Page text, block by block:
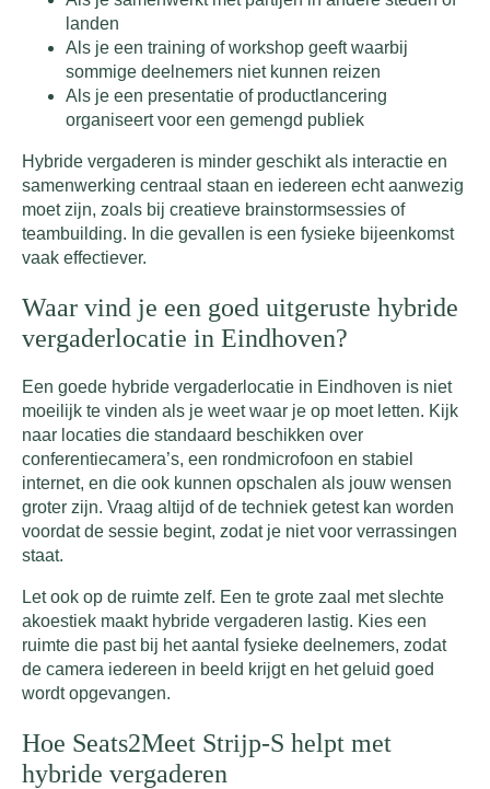
landen
Als je een training of workshop geeft waarbij
sommige deelnemers niet kunnen reizen
Als je een presentatie of productlancering
organiseert voor een gemengd publiek
Hybride vergaderen is minder geschikt als interactie en
samenwerking centraal staan en iedereen echt aanwezig
moet zijn, zoals bij creatieve brainstormsessies of
teambuilding. In die gevallen is een fysieke bijeenkomst
vaak effectiever.
Waar vind je een goed uitgeruste hybride
vergaderlocatie in Eindhoven?
Een goede hybride vergaderlocatie in Eindhoven is niet
moeilijk te vinden als je weet waar je op moet letten. Kijk
naar locaties die standaard beschikken over
conferentiecamera’s, een rondmicrofoon en stabiel
internet, en die ook kunnen opschalen als jouw wensen
groter zijn. Vraag altijd of de techniek getest kan worden
voordat de sessie begint, zodat je niet voor verrassingen
staat.
Let ook op de ruimte zelf. Een te grote zaal met slechte
akoestiek maakt hybride vergaderen lastig. Kies een
ruimte die past bij het aantal fysieke deelnemers, zodat
de camera iedereen in beeld krijgt en het geluid goed
wordt opgevangen.
Hoe Seats2Meet Strijp-S helpt met
hybride vergaderen